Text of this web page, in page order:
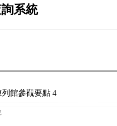
系統
館參觀要點 4